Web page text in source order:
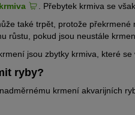
krmiva
. Přebytek krmiva se
také trpět, protože
růstu, pokud jsou neustále
jsou zbytky krmiva, které
ryby?
krmení akvarijních